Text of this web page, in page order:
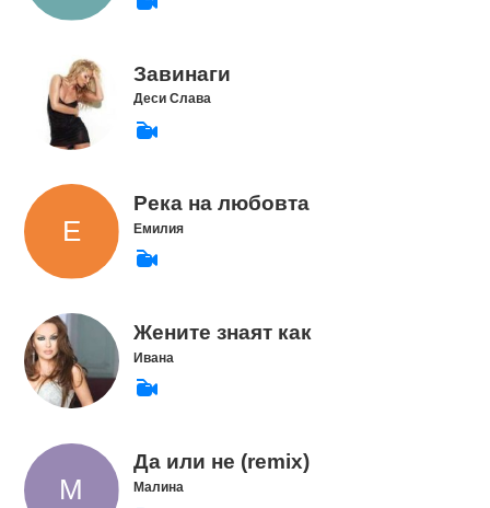
Завинаги
Деси Слава
Река на любовта
Емилия
Жените знаят как
Ивана
Да или не (remix)
Малина